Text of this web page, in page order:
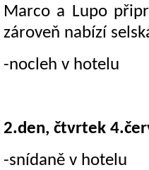
Marco a Lupo
zároveň nabízí
-nocleh v hotelu
2.den, čtvrtek
-snídaně v hotelu